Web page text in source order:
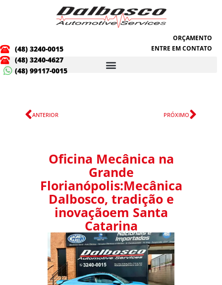
ORÇAMENTO
ENTRE EM CONTATO
(48) 3240-0015
(48) 3240-4627
(48) 99117-0015
Anterior
ANTERIOR PRÓXIMO
Oficina Mecânica na
Grande
Florianópolis:Mecânica
Dalbosco, tradição e
inovaçãoem Santa
Catarina